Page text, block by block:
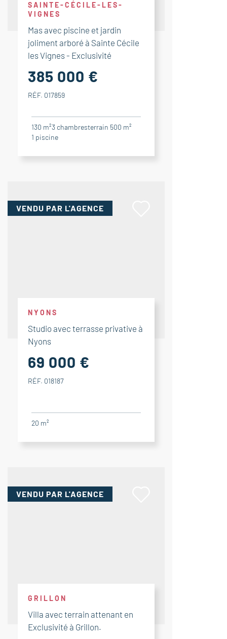
SAINTE-CÉCILE-LES-
VIGNES
Mas avec piscine et jardin
joliment arboré à Sainte Cécile
les Vignes - Exclusivité
385 000 €
RÉF. 017859
130 m²3 chambresterrain 500 m²
1 piscine
VENDU PAR L'AGENCE
NYONS
Studio avec terrasse privative à
Nyons
69 000 €
RÉF. 018187
20 m²
VENDU PAR L'AGENCE
GRILLON
Villa avec terrain attenant en
Exclusivité à Grillon.